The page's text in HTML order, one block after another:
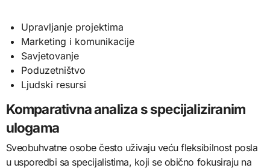
Upravljanje projektima
Marketing i komunikacije
Savjetovanje
Poduzetništvo
Ljudski resursi
Komparativna analiza s specijaliziranim
ulogama
Sveobuhvatne osobe često uživaju veću fleksibilnost posla
u usporedbi sa specijalistima, koji se obično fokusiraju na